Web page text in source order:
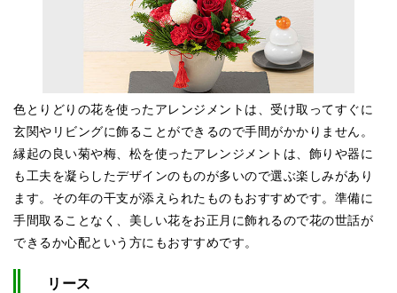
色とりどりの花を使ったアレンジメントは、受け取ってすぐに
玄関やリビングに飾ることができるので手間がかかりません。
縁起の良い菊や梅、松を使ったアレンジメントは、飾りや器に
も工夫を凝らしたデザインのものが多いので選ぶ楽しみがあり
ます。その年の干支が添えられたものもおすすめです。準備に
手間取ることなく、美しい花をお正月に飾れるので花の世話が
できるか心配という方にもおすすめです。
リース